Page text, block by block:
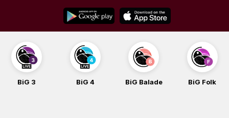
content
BiG 3 BiG 4 BiG Balade BiG Folk